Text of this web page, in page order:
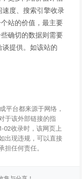
速度、搜索引擎收录
站的价值，最主要
确切的数据则需要
提供。如该站的
平台都来源于网络，
于该外部链接的指
02收录时，该网页上
出现违规，可以直接
担任何责任。